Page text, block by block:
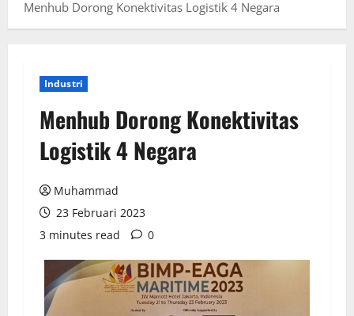
Menhub Dorong Konektivitas Logistik 4 Negara
Industri
Menhub Dorong Konektivitas
Logistik 4 Negara
Muhammad
23 Februari 2023
3 minutes read
0